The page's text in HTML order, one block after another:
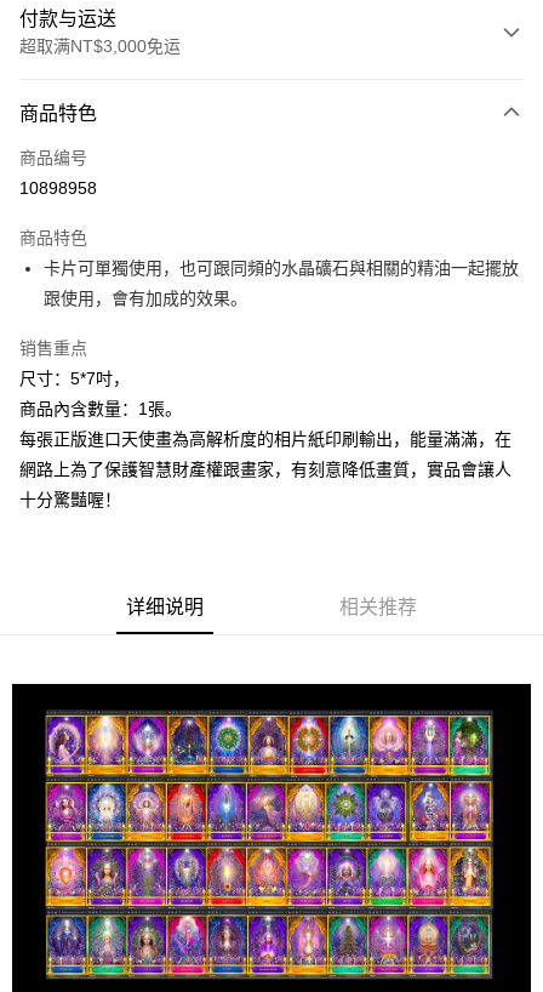
付款与运送
超取满NT$3,000免运
信用卡一次付款
超商取货付款
Apple Pay
街口支付
悠遊付
ATM付款
全家取貨付款
每笔NT$80，满NT$3,000(含以上)免运费
每笔NT$80，满NT$3,000(含以上)免运费
郵局幫你送（離島）
每笔NT$80，满NT$3,000(含以上)免运费
付款後門市自取
免运费
商品特色
商品编号
10898958
商品特色
卡片可單獨使用，也可跟同頻的水晶礦石與相關的精油一起擺放
跟使用，會有加成的效果。
销售重点
尺寸：5*7吋，
商品內含數量：1張。
每張正版進口天使畫為高解析度的相片紙印刷輸出，能量滿滿，在
網路上為了保護智慧財產權跟畫家，有刻意降低畫質，實品會讓人
十分驚豔喔！
详细说明 相关推荐